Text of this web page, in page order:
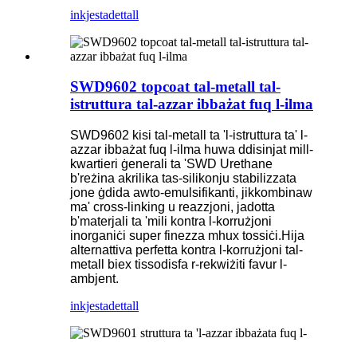
inkjestadettall
SWD9602 topcoat tal-metall tal-
istruttura tal-azzar ibbażat fuq l-ilma
SWD9602 kisi tal-metall ta 'l-istruttura ta' l-
azzar ibbażat fuq l-ilma huwa ddisinjat mill-
kwartieri ġenerali ta 'SWD Urethane
b'reżina akrilika tas-silikonju stabilizzata
jone ġdida awto-emulsifikanti, jikkombinaw
ma' cross-linking u reazzjoni, jadotta
b'materjali ta 'mili kontra l-korrużjoni
inorganiċi super finezza mhux tossiċi.Hija
alternattiva perfetta kontra l-korrużjoni tal-
metall biex tissodisfa r-rekwiżiti favur l-
ambjent.
inkjestadettall